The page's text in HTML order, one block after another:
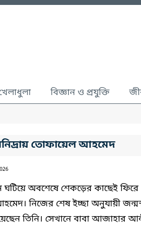
বিজ্ঞান ও প্রযুক্তি
তোফায়েল আহমেদ
ঘটিয়ে অবশেষে শেকড়ের কাছেই ফিরে
নিজের শেষ ইচ্ছা অনুযায়ী
তিনি। সেখানে বাবা আজাহার